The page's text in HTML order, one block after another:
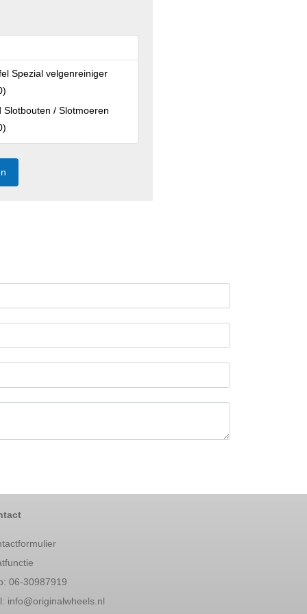
Spezial velgenreiniger
)
Slotbouten / Slotmoeren
)
06-30987919
info@originalwheels.nl